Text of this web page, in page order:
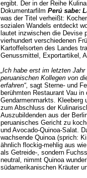
ergibt. Der in der Reihe
Dokumentarfilm Perú sabe:
was der Titel verheißt:
sozialen Wandels entdeckt
lautet inzwischen die Devise
vierhundert verschiedenen
Kartoffelsorten des Landes
Genussmittel, Exportartikel,
„Ich habe erst im letzten
peruanischen Kollegen von
erfahren“, sagt Sterne- und
berühmten Restaurant Vau in
Gendarmenmarkts. Kleeberg
zum Abschluss der
Auszubildenden aus der
peruanisches Gericht zu
und Avocado-Quinoa-Salat.
wachsende Quinoa (sprich:
ähnlich flockig-mehlig aus
als Getreide-, sondern
neutral, nimmt Quinoa
südamerikanischen Kräuter